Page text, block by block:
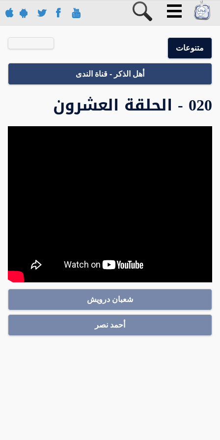
متنوعات
أهل الذكر - قناة الندى
020 - الحلقة العشرون
شعبان درويش
أحمد نصر